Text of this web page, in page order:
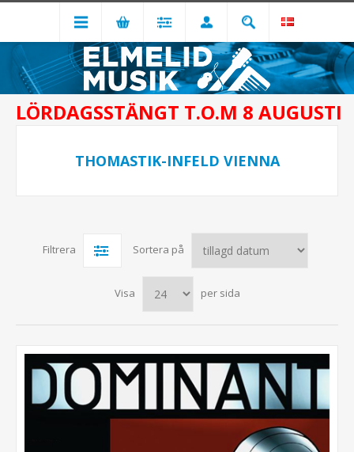
LÖRDAGSSTÄNGT T.O.M 8 AUGUSTI
THOMASTIK-INFELD VIENNA
Filtrera Sortera på
Visa per sida